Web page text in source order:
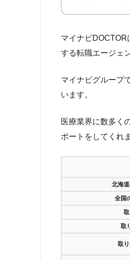
マイナビDOCTOR
する転職エージェ
マイナビグループ
います。
医療業界に数多く
ポートをしてくれ
北海
全国
取
取